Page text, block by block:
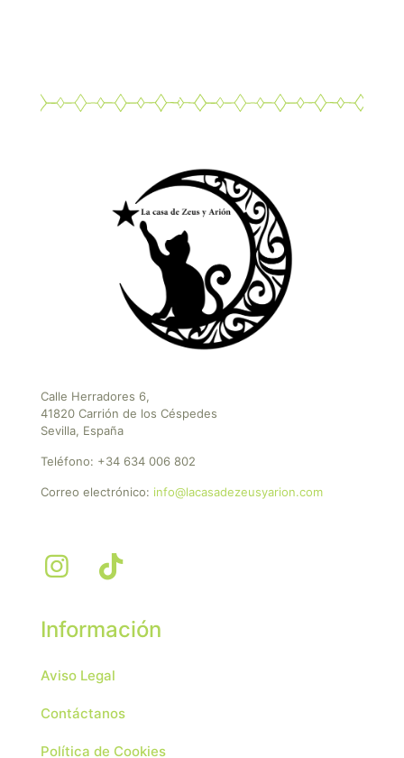
Calle Herradores 6,
41820 Carrión de los Céspedes
Sevilla, España
Teléfono: +34 634 006 802
Correo electrónico: info@lacasadezeusyarion.com
Información
Aviso Legal
Contáctanos
Política de Cookies